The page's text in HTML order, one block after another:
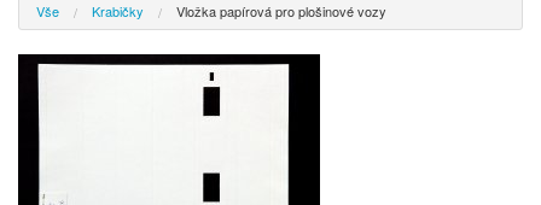
Vše Krabičky Vložka papírová pro plošinové vozy